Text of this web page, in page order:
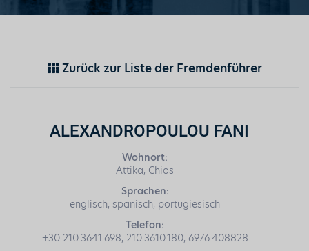
Zurück zur Liste der Fremdenführer
ALEXANDROPOULOU FANI
Wohnort:
Attika, Chios
Sprachen:
englisch, spanisch, portugiesisch
Telefon:
+30 210.3641.698, 210.3610.180, 6976.408828